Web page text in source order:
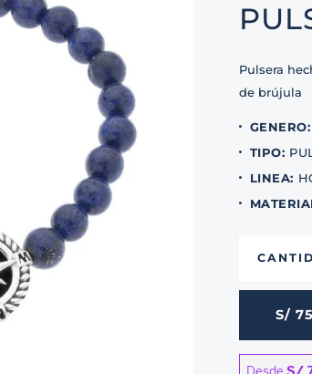
Pulsera
de brújula
GENERO:
TIPO:
LINEA:
S/